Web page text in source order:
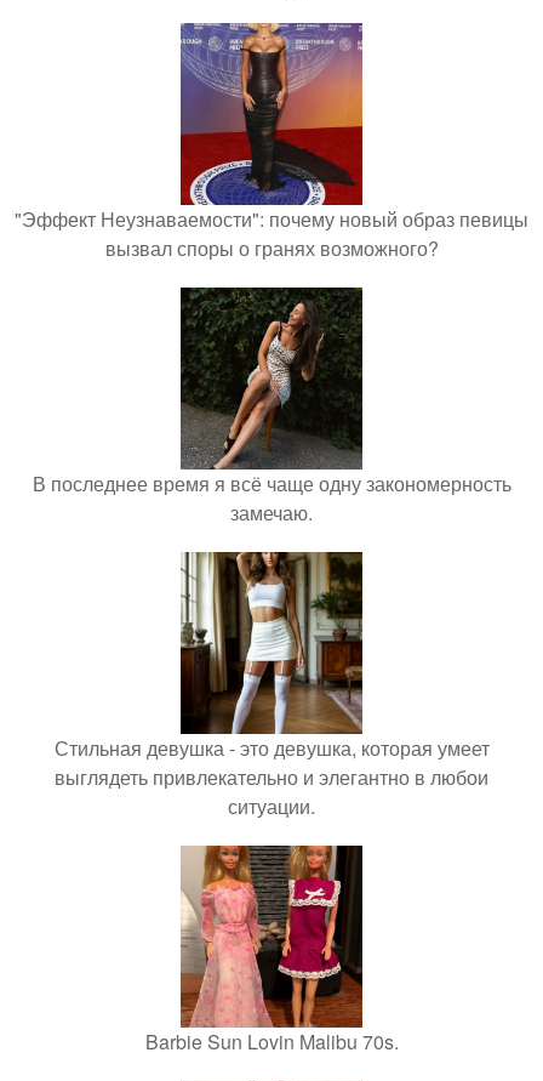
"Эффект Неузнаваемости": почему новый образ певицы
вызвал споры о гранях возможного?
В последнее время я всё чаще одну закономерность
замечаю.
Стильная девушка - это девушка, которая умеет
выглядеть привлекательно и элегантно в любои
ситуации.
Barbie Sun Lovin Malibu 70s.